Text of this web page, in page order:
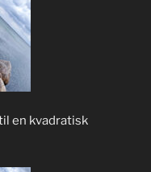
en kvadratisk